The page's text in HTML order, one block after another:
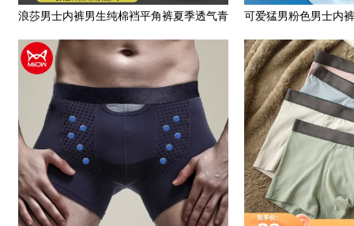
浪莎男士内裤男生纯棉裆平角裤夏季透气青
年个性潮可爱四角短裤头
可爱猛男粉色男士内
菌情侣平角